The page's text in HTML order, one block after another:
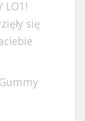
LO1!
się